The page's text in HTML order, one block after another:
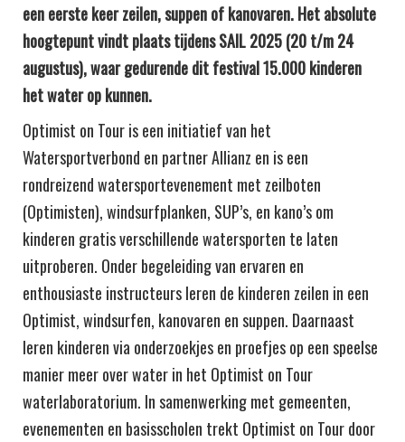
een eerste keer zeilen, suppen of kanovaren. Het absolute
hoogtepunt vindt plaats tijdens SAIL 2025 (20 t/m 24
augustus), waar gedurende dit festival 15.000 kinderen
het water op kunnen.
Optimist on Tour is een initiatief van het
Watersportverbond en partner Allianz en is een
rondreizend watersportevenement met zeilboten
(Optimisten), windsurfplanken, SUP’s, en kano’s om
kinderen gratis verschillende watersporten te laten
uitproberen. Onder begeleiding van ervaren en
enthousiaste instructeurs leren de kinderen zeilen in een
Optimist, windsurfen, kanovaren en suppen. Daarnaast
leren kinderen via onderzoekjes en proefjes op een speelse
manier meer over water in het Optimist on Tour
waterlaboratorium. In samenwerking met gemeenten,
evenementen en basisscholen trekt Optimist on Tour door